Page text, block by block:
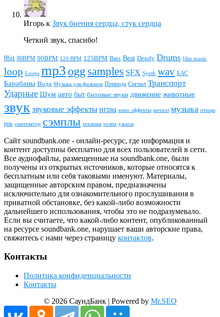
Игорь к Звук биения сердца, стук сердца
Четкий звук, спасибо!
8bit 80BPM 90BPM 120 BPM 125BPM Bass Beat Dendy Drums film music
loop Loops mp3 ogg samples SFX Synth wav БАС
Барабаны Вода Музыка для фильмов Природа Сигнал Транспорт
Ударные Шум авто быт бытовые звуки движение животные
звук звуковые эффекты игры кино эффекты металл музыка птицы
рок синтезатор сэмплы техника толпа ужасы
Сайт soundbank.one - онлайн-ресурс, где информация и
контент доступны бесплатно для всех пользователей в сети.
Все аудиофайлы, размещенные на soundbank.one, были
получены из открытых источников, которые относятся к
бесплатным или себя таковыми именуют. Материалы,
защищенные авторским правом, предназначены
исключительно для ознакомительного прослушивания в
приватной обстановке, без какой-либо возможности
дальнейшего использования, чтобы это не подразумевало.
Если вы считаете, что какой-либо контент, опубликованный
на ресурсе soundbank.one, нарушает ваши авторские права,
свяжитесь с нами через страницу контактов.
Контакты
Политика конфиденциальности
Контакты
© 2026 СаундБанк | Powered by Mr.SEO